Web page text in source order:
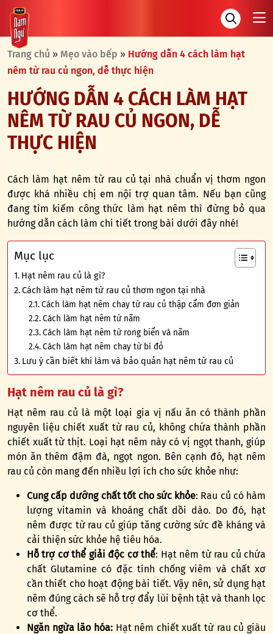
Trang chủ » Mẹo vào bếp » Hướng dẫn 4 cách làm hạt
nêm từ rau củ ngon, dễ thực hiện
HƯỚNG DẪN 4 CÁCH LÀM HẠT
NÊM TỪ RAU CỦ NGON, DỄ
THỰC HIỆN
Cách làm hạt nêm từ rau củ tại nhà chuẩn vị thơm ngon
được khá nhiều chị em nội trợ quan tâm. Nếu bạn cũng
đang tìm kiếm công thức làm hạt nêm thì đừng bỏ qua
hướng dẫn cách làm chi tiết trong bài dưới đây nhé!
Mục lục
Hạt nêm rau củ là gì?
Cách làm hạt nêm từ rau củ thơm ngon tại nhà
Cách làm hạt nêm chay từ rau củ thập cẩm đơn giản
Cách làm hạt nêm từ nấm
Cách làm hạt nêm từ rong biển và nấm
Cách làm hạt nêm chay từ bí đỏ
Lưu ý cần biết khi làm và bảo quản hạt nêm từ rau củ
Hạt nêm rau củ là gì?
Hạt nêm rau củ là một loại gia vị nấu ăn có thành phần
nguyên liệu chiết xuất từ rau củ, không chứa thành phần
chiết xuất từ thịt. Loại hạt nêm này có vị ngọt thanh, giúp
món ăn thêm đậm đà, ngọt ngon. Bên cạnh đó, hạt nêm
rau củ còn mang đến nhiều lợi ích cho sức khỏe như:
Cung cấp dưỡng chất tốt cho sức khỏe: Rau củ có hàm
lượng vitamin và khoáng chất dồi dào. Do đó, hạt
nêm được từ rau củ giúp tăng cường sức đề kháng và
cải thiện sức khỏe hệ tiêu hóa.
Hỗ trợ cơ thể giải độc cơ thể: Hạt nêm từ rau củ chứa
chất Glutamine có đặc tính chống viêm và chất xơ
cần thiết cho hoạt động bài tiết. Vậy nên, sử dụng hạt
nêm đúng cách sẽ hỗ trợ đẩy lùi bệnh tật và thanh lọc
cơ thể.
Ngăn ngừa lão hóa:Hạt nêm chiết xuất từ rau củ giàu